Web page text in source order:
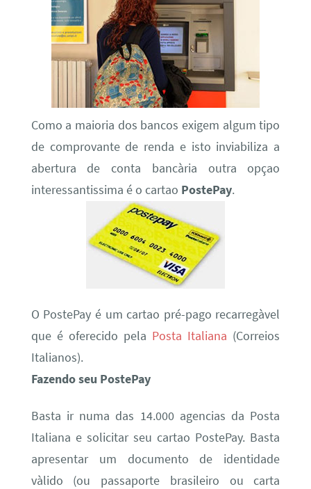
Como a maioria dos bancos exigem algum tipo
de comprovante de renda e isto inviabiliza a
abertura de conta bancària outra opçao
interessantissima é o cartao PostePay.
O PostePay é um cartao pré-pago recarregàvel
que é oferecido pela Posta Italiana (Correios
Italianos).
Fazendo seu PostePay
Basta ir numa das 14.000 agencias da Posta
Italiana e solicitar seu cartao PostePay. Basta
apresentar um documento de identidade
vàlido (ou passaporte brasileiro ou carta